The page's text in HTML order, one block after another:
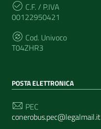
C.F. / P.IVA
00122950421
Cod. Univoco
T04ZHR3
POSTA ELETTRONICA
PEC
conerobus.pec@legalmail.it